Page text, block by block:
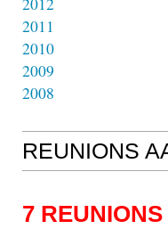
2011
2010
2009
2008
REUNIONS
7